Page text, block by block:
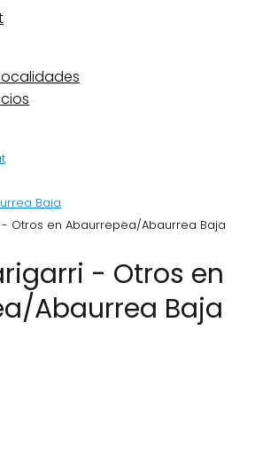
Baja
Otros en Abaurrepea/Abaurrea Baja
Abaurrea Baja